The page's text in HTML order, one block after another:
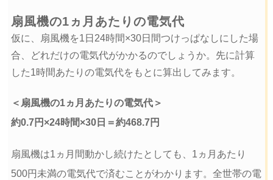
扇風機の1ヵ月あたりの電気代
仮に、扇風機を1日24時間×30日間つけっぱなしにした場
合、どれだけの電気代がかかるのでしょうか。先に計算
した1時間あたりの電気代をもとに算出してみます。
＜扇風機の1ヵ月あたりの電気代＞
約0.7円×24時間×30日＝約468.7円
扇風機は1ヵ月間動かし続けたとしても、1ヵ月あたり
500円未満の電気代で済むことがわかります。全世帯の電